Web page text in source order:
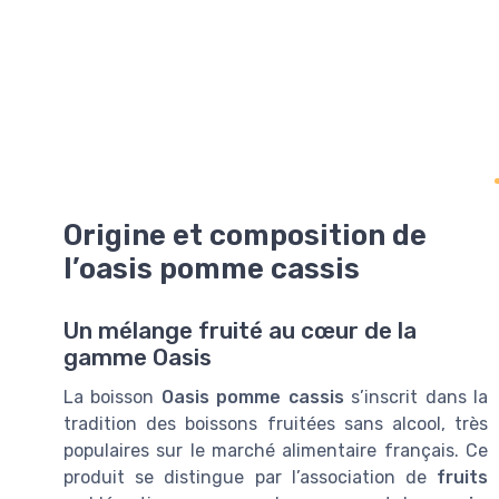
Origine et composition de
l’oasis pomme cassis
Un mélange fruité au cœur de la
gamme Oasis
La boisson Oasis pomme cassis s’inscrit dans la
tradition des boissons fruitées sans alcool, très
populaires sur le marché alimentaire français. Ce
produit se distingue par l’association de fruits